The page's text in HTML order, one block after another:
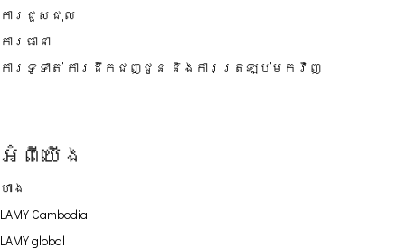
ការជួសជុល
ការធានា
ការទូទាត់ ការដឹកជញ្ជូន និងការត្រឡប់មកវិញ
អំពីយើង
ហាង
LAMY Cambodia
LAMY global